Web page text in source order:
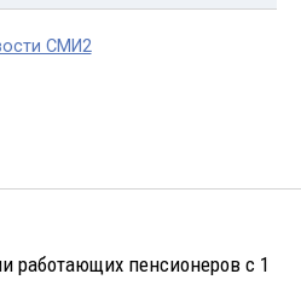
СМИ2
работающих пенсионеров с 1